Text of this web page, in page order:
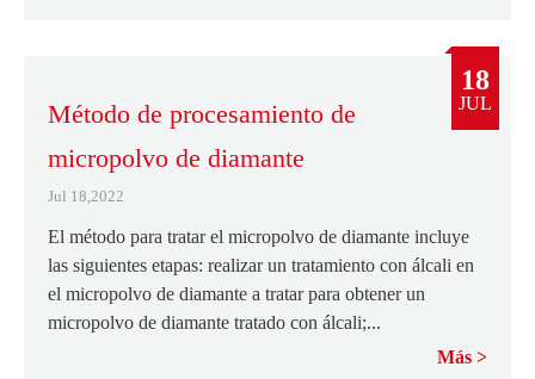
Método de procesamiento de
micropolvo de diamante
Jul 18,2022
El método para tratar el micropolvo de diamante incluye
las siguientes etapas: realizar un tratamiento con álcali en
el micropolvo de diamante a tratar para obtener un
micropolvo de diamante tratado con álcali;...
Más
18
JUL